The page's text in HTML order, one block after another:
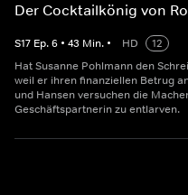
Der Cocktailkönig von
S17 Ep.6 • 43 Min. • HD
12
Hat Susanne Pohlmann den
weil er ihren finanziellen Betrug
und Hansen versuchen die
Geschäftspartnerin zu entlarven.